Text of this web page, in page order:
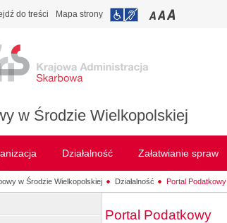
do treści Mapa strony
w Środzie Wielkopolskiej
Działalność Załatwianie spraw
w Środzie Wielkopolskiej Działalność Portal Podatkowy
Portal Podatkowy